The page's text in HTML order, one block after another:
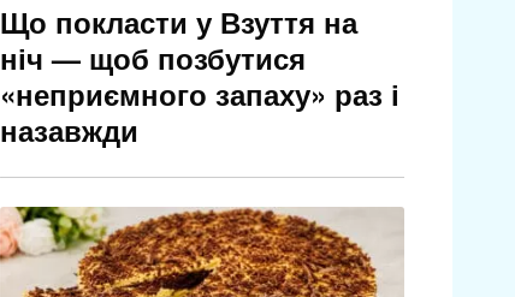
Що покласти у Взуття на
ніч — щоб позбутися
«неприємного запаху» раз і
назавжди